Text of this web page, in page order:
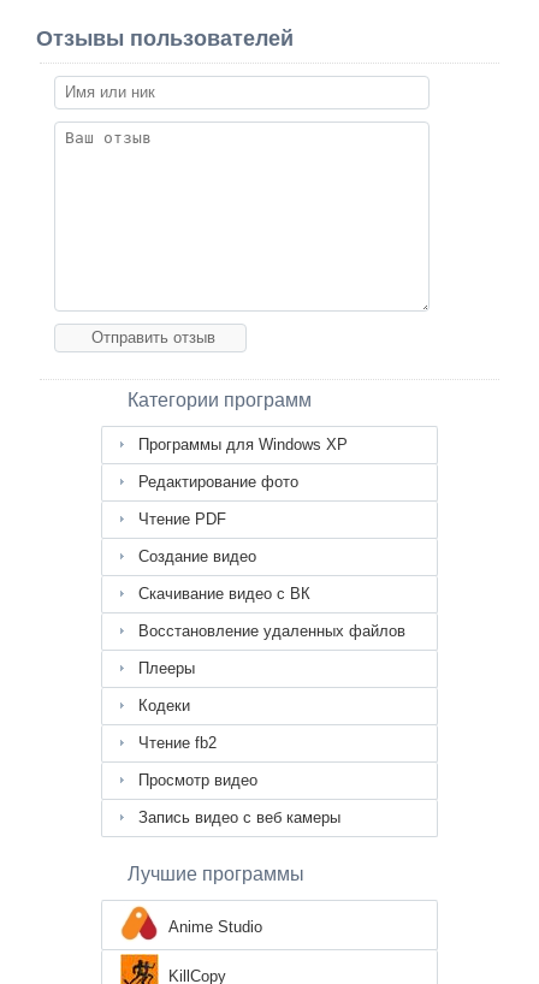
Отзывы пользователей
Категории программ
Программы для Windows XP
Редактирование фото
Чтение PDF
Создание видео
Скачивание видео с ВК
Восстановление удаленных файлов
Плееры
Кодеки
Чтение fb2
Просмотр видео
Запись видео с веб камеры
Лучшие программы
Anime Studio
KillCopy